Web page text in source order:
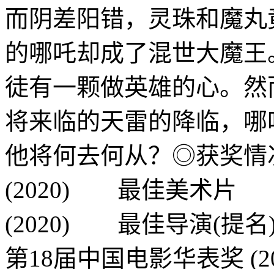
而阴差阳错，灵珠和魔
的哪吒却成了混世大魔
徒有一颗做英雄的心。
将来临的天雷的降临，
他将何去何从？◎获奖
(2020) 最佳美术片
(2020) 最佳导演(提
第18届中国电影华表